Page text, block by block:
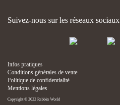
Copyright © 2022 Rabbits World
Suivez-nous sur les réseaux sociaux
Infos pratiques
Conditions générales de vente
Politique de confidentialité
Mentions légales